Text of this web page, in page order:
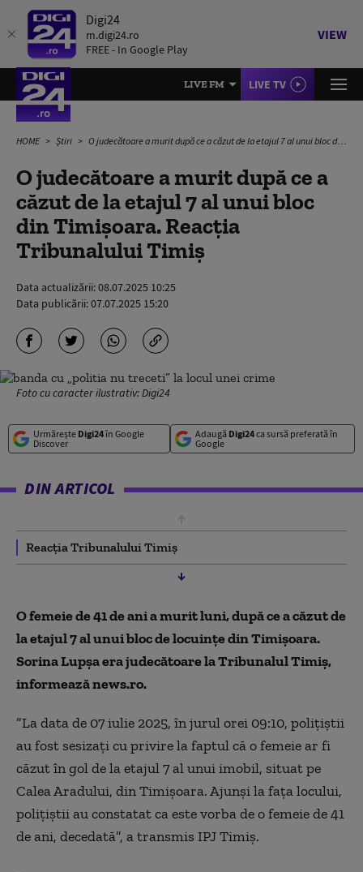
Digi24
m.digi24.ro
FREE - In Google Play
VIEW
LIVE FM LIVE TV
HOME Știri O judecătoare a murit după ce a căzut de la etajul 7 al unui bloc din Timișoara. Reacția Tribunalului Timiş
O judecătoare a murit după ce a
căzut de la etajul 7 al unui bloc
din Timișoara. Reacția
Tribunalului Timiş
Data actualizării:08.07.2025 10:25
Data publicării:07.07.2025 15:20
Foto cu caracter ilustrativ: Digi24
Urmărește Digi24în Google
Discover
Adaugă Digi24ca sursă preferată în
Google
DIN ARTICOL
Reacția Tribunalului Timiş
O femeie de 41 de ani a murit luni, după ce a căzut de
la etajul 7 al unui bloc de locuinţe din Timişoara.
Sorina Lupşa era judecătoare la Tribunalul Timiş,
informează news.ro.
”La data de 07 iulie 2025, în jurul orei 09:10, poliţiştii
au fost sesizaţi cu privire la faptul că o femeie ar fi
căzut în gol de la etajul 7 al unui imobil, situat pe
Calea Aradului, din Timişoara. Ajunşi la faţa locului,
poliţiştii au constatat ca este vorba de o femeie de 41
de ani, decedată”, a transmis IPJ Timiş.